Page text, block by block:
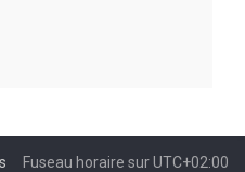
Fuseau horaire surUTC+02:00